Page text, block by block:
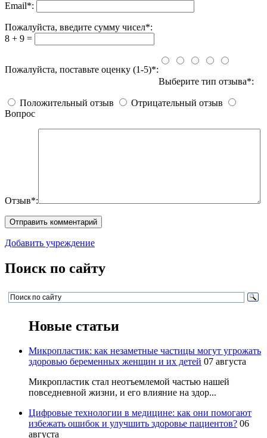
Email*:
Пожалуйста, введите сумму чисел*:
8 + 9 =
Пожалуйста, поставьте оценку (1-5)*:
Выберите тип отзыва*:
Положительный отзыв
Отрицательный отзыв
Вопрос
Отзыв*:
Добавить учреждение
Поиск по сайту
Новые статьи
Микропластик: как незаметные частицы могут угрожать
здоровью беременных женщин и их детей 07 августа
Микропластик стал неотъемлемой частью нашей
повседневной жизни, и его влияние на здор...
Цифровые технологии в медицине: как они помогают
избежать ошибок и улучшить здоровье пациентов? 06
августа